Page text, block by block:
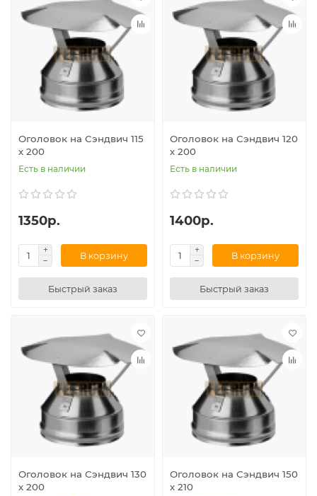
Оголовок на Сэндвич 115
х 200
Есть в наличии
1350р.
В корзину
Быстрый заказ
Оголовок на Сэндвич 120
х 200
Есть в наличии
1400р.
В корзину
Быстрый заказ
Оголовок на Сэндвич 130
х 200
Оголовок на Сэндвич 150
х 210